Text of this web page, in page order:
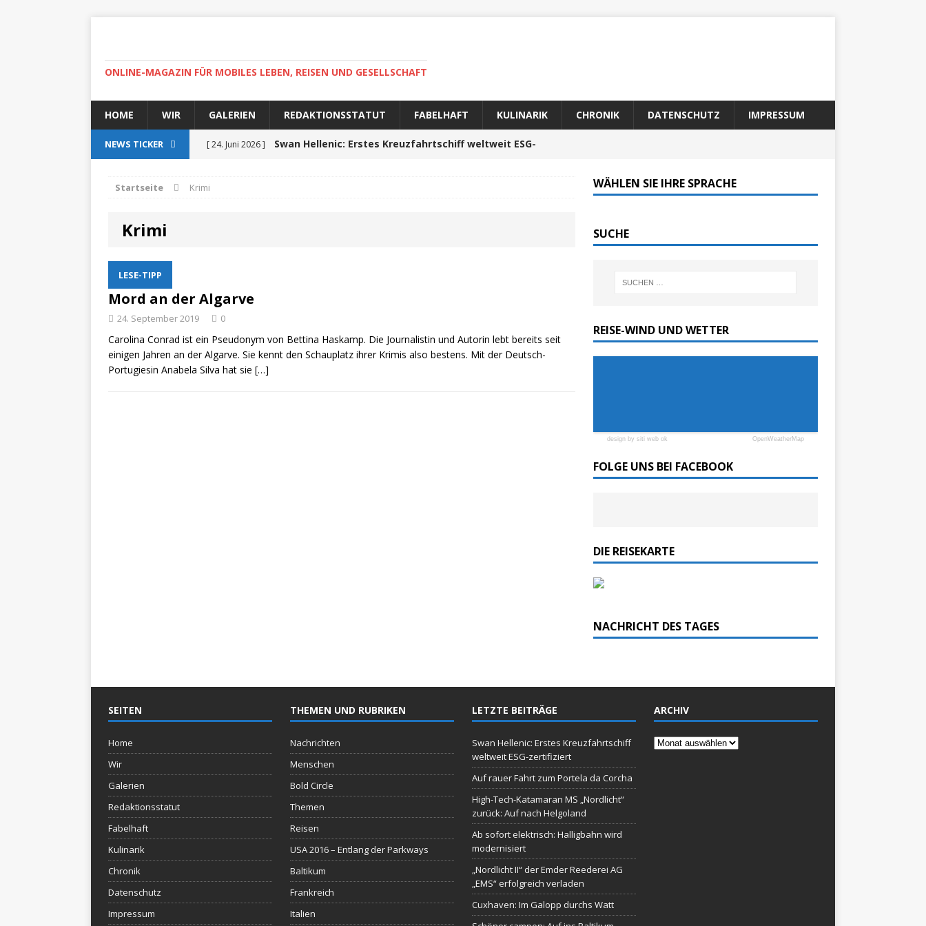
ONLINE-MAGAZIN FÜR MOBILES LEBEN, REISEN UND GESELLSCHAFT
HOME WIR GALERIEN REDAKTIONSSTATUT FABELHAFT KULINARIK CHRONIK DATENSCHUTZ IMPRESSUM
NEWS TICKER [ 24. Juni 2026 ] Swan Hellenic: Erstes Kreuzfahrtschiff weltweit ESG-
ZU LANDE
[ 28. Oktober 2021 ] „Nordlicht II“ der Emder Reederei AG „EMS“
erfolgreich verladen
Startseite Krimi
Krimi
LESE-TIPP
Mord an der Algarve
24. September 2019 0
Carolina Conrad ist ein Pseudonym von Bettina Haskamp. Die Journalistin und Autorin lebt bereits seit
einigen Jahren an der Algarve. Sie kennt den Schauplatz ihrer Krimis also bestens. Mit der Deutsch-
Portugiesin Anabela Silva hat sie […]
WÄHLEN SIE IHRE SPRACHE
SUCHE
REISE-WIND UND WETTER
design by siti web ok OpenWeatherMap
FOLGE UNS BEI FACEBOOK
DIE REISEKARTE
NACHRICHT DES TAGES
SEITEN
Home
Wir
Galerien
Redaktionsstatut
Fabelhaft
Kulinarik
Chronik
Datenschutz
Impressum
THEMEN UND RUBRIKEN
Nachrichten
Menschen
Bold Circle
Themen
Reisen
USA 2016 – Entlang der Parkways
Baltikum
Frankreich
Italien
LETZTE BEITRÄGE
Swan Hellenic: Erstes Kreuzfahrtschiff
weltweit ESG-zertifiziert
Auf rauer Fahrt zum Portela da Corcha
High-Tech-Katamaran MS „Nordlicht“
zurück: Auf nach Helgoland
Ab sofort elektrisch: Halligbahn wird
modernisiert
„Nordlicht II“ der Emder Reederei AG
„EMS“ erfolgreich verladen
Cuxhaven: Im Galopp durchs Watt
ARCHIV
Archiv